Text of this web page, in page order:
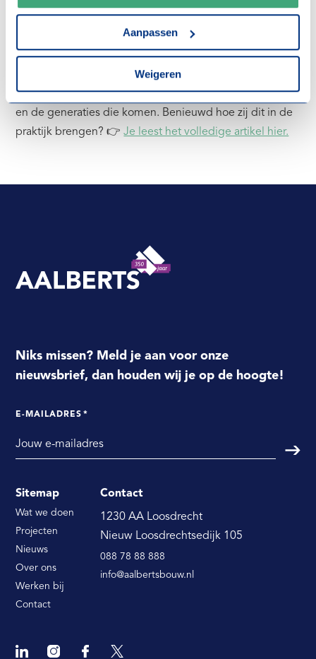
gebruik van alle cookies zoals omschreven in onze
Aanpassen
Weigeren
toekomstbestendig maken van projecten. En hoe we
Samen bouwen zij aan duurzame oplossingen, voor nu
en de generaties die komen. Benieuwd hoe zij dit in de
praktijk brengen? 👉Je leest het volledige artikel hier.
Niks missen? Meld je aan voor onze
nieuwsbrief, dan houden wij je op de hoogte!
E-MAILADRES *
Sitemap
Wat we doen
Projecten
Nieuws
Over ons
Werken bij
Contact
Contact
1230 AA Loosdrecht
Nieuw Loosdrechtsedijk 105
088 78 88 888
info@aalbertsbouw.nl
Linkedin Instagram FacebookTwitter